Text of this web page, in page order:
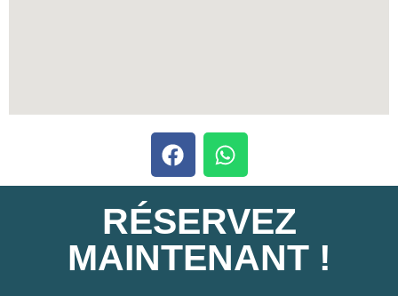
RÉSERVEZ
MAINTENANT !